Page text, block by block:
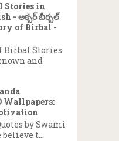
Stories in
- అక్బర్ బీర్బల్
of Birbal -
Stories
and
Wallpapers:
by Swami
t...